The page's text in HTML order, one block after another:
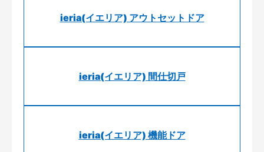
ieria(イエリア) アウトセットドア
ieria(イエリア) 間仕切戸
ieria(イエリア) 機能ドア